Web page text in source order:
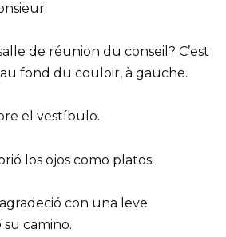
de réunion du conseil? C’est
fond du couloir, à gauche.
el vestíbulo.
los ojos como platos.
con una leve
camino.